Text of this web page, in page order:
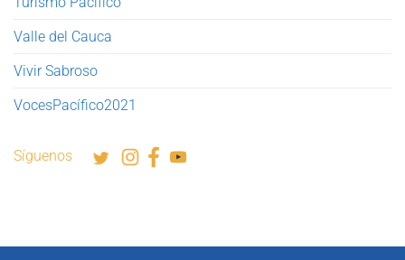
Valle del Cauca
Vivir Sabroso
VocesPacífico2021
Síguenos